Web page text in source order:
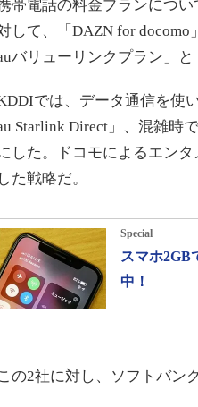
帯電話の料金プランについ
して、「DAZN for
auバリューリンクプラン」
では、データ通信を使
au Starlink Direct」、混雑時
した。ドコモによるエン
た戦略だ。
Special
スマホ2GB
中！
の2社に対し、ソフトバン